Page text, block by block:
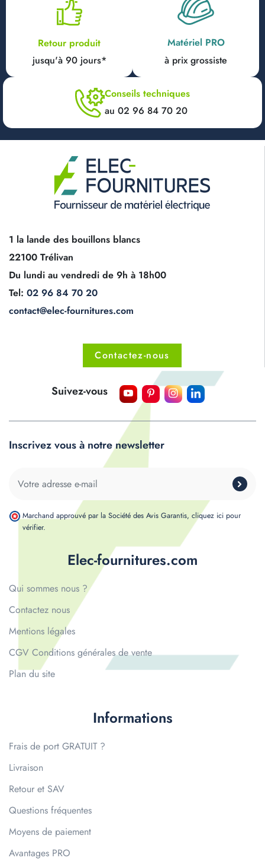
Retour produit
jusqu'à 90 jours*
Matériel PRO
à prix grossiste
Conseils techniques
au 02 96 84 70 20
1 la lande des bouillons blancs
22100 Trélivan
Du lundi au vendredi de 9h à 18h00
Tel: 02 96 84 70 20
contact@elec-fournitures.com
Contactez-nous
Elec-fournitures.com
Qui sommes nous ?
Contactez nous
Mentions légales
CGV Conditions générales de vente
Plan du site
Informations
Frais de port GRATUIT ?
Livraison
Retour et SAV
Questions fréquentes
Moyens de paiement
Avantages PRO
Suivez-vous
Inscrivez vous à notre newsletter
Marchand approuvé par la Société des Avis Garantis, cliquez ici pour
vérifier.